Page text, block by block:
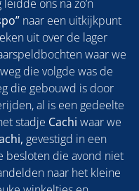
ons na zo’n
naar een uitkijkpunt
uit over de lager
waar we
die volgde was de
die gebouwd is door
al is een gedeelte
stadje Cachi waar we
gevestigd in een
besloten die avond niet
naar het kleine